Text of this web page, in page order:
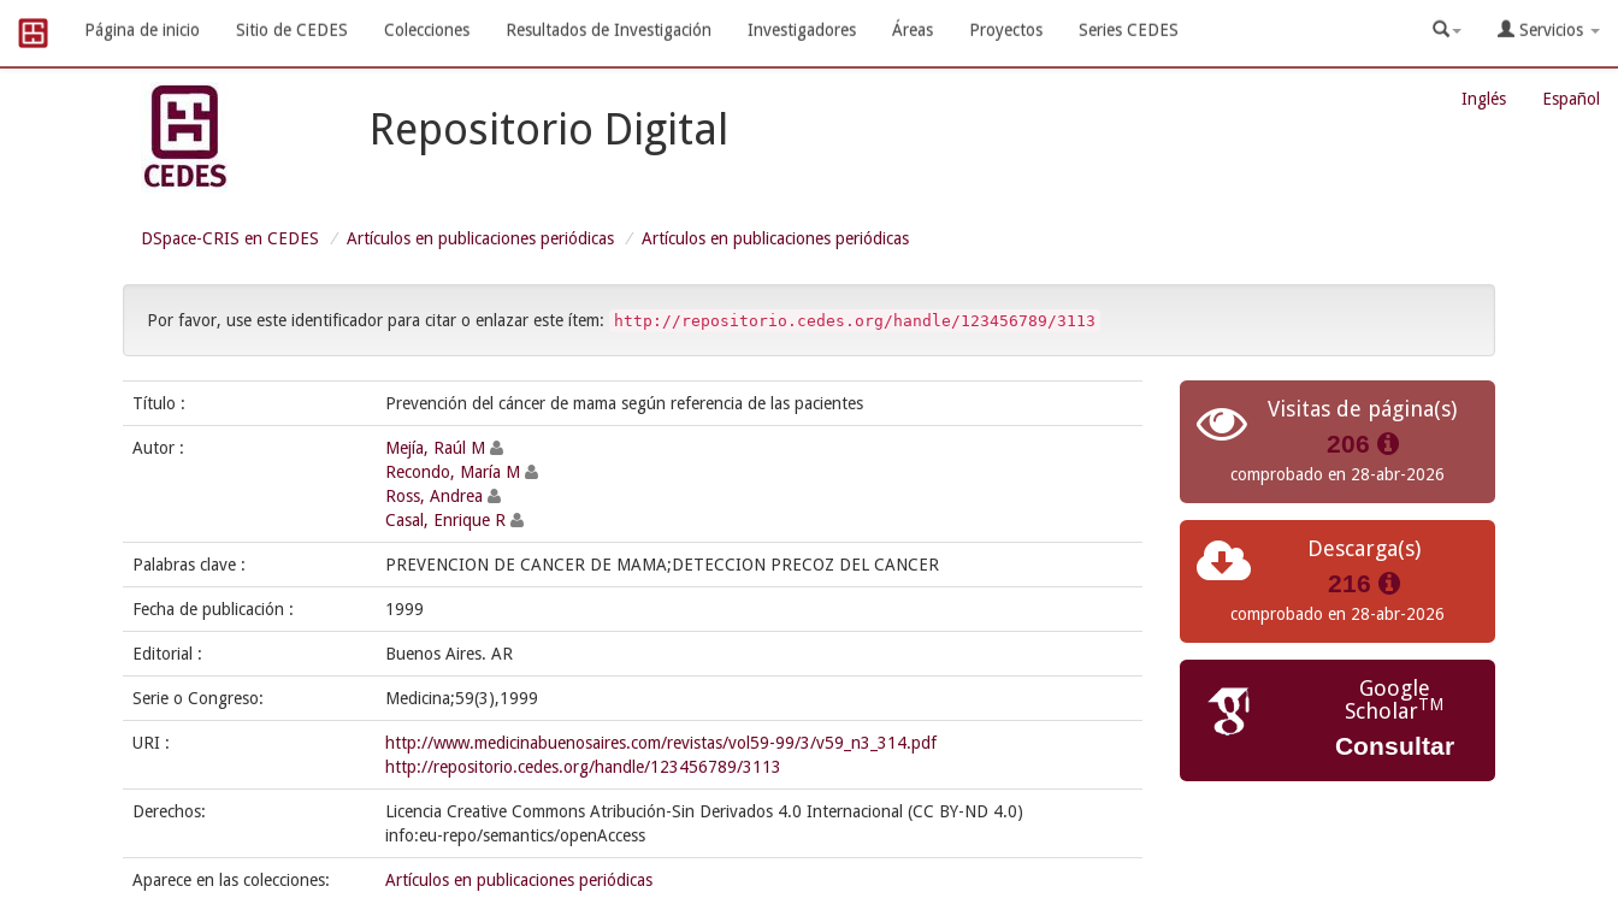
navigation
Página de inicio Sitio de CEDES Colecciones Resultados de Investigación Investigadores Áreas Proyectos Series CEDES Servicios
Inglés Español
Repositorio Digital
DSpace-CRIS en CEDES Artículos en publicaciones periódicas Artículos en publicaciones periódicas
Por favor, use este identificador para citar o enlazar este ítem: http://repositorio.cedes.org/handle/123456789/3113
Título : Prevención del cáncer de mama según referencia de las pacientes
Autor :
Mejía, Raúl M
Recondo, María M
Ross, Andrea
Casal, Enrique R
Palabras clave : PREVENCION DE CANCER DE MAMA;DETECCION PRECOZ DEL CANCER
Fecha de publicación : 1999
Editorial : Buenos Aires. AR
Serie o Congreso: Medicina;59(3),1999
URI :
http://www.medicinabuenosaires.com/revistas/vol59-99/3/v59_n3_314.pdf
http://repositorio.cedes.org/handle/123456789/3113
Derechos:
Licencia Creative Commons Atribución-Sin Derivados 4.0 Internacional (CC BY-ND 4.0)
info:eu-repo/semantics/openAccess
Aparece en las colecciones: Artículos en publicaciones periódicas
Visitas de página(s)
206
comprobado en 28-abr-2026
Descarga(s)
216
comprobado en 28-abr-2026
Google
ScholarTM
Consultar